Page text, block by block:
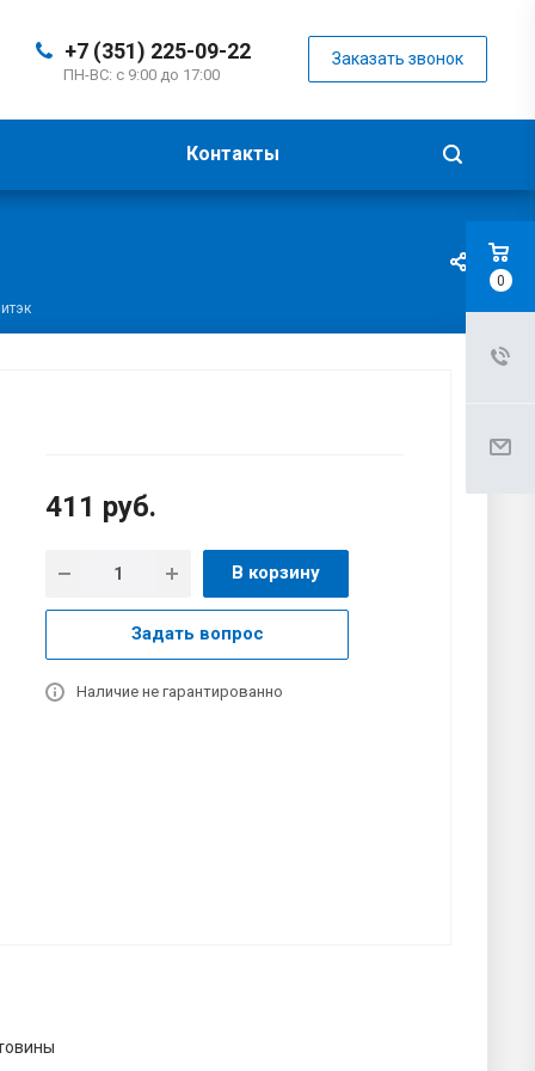
+7 (351) 225-09-22
ПН-ВС: с 9:00 до 17:00
Заказать звонок
Контакты
411 руб.
В корзину
Задать вопрос
Наличие не гарантированно
0